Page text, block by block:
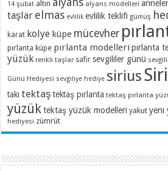
14 şubat altın alyans modelleri
taşlar elmas evlilik evlilik teklifi gümüş
karat kolye küpe mücevher
pırlanta küpe pırlanta modelleri pırlanta
yüzük renkli taşlar safir sevgililer günü
Günü Hediyesi sevgiliye hediye sirius
takı tektaş tektaş pırlanta tektaş pırlanta
yüzük tektaş yüzük modelleri yakut yeni
hediyesi zümrüt